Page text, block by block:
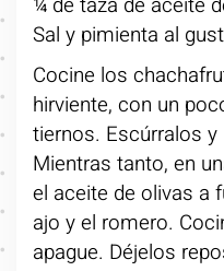
Sal y pimienta al
Cocine los
hirviente, con un
tiernos. Escúrralos
Mientras tanto, en
el aceite de olivas a
ajo y el romero.
apague. Déjelos